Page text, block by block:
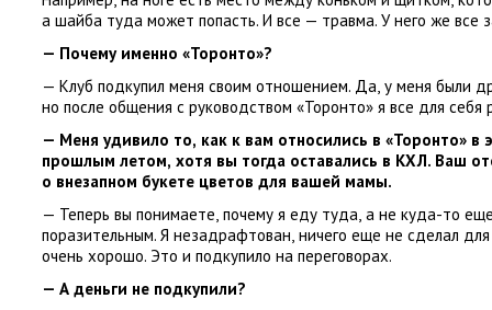
а шайба туда может попасть. И все — травма. У него же все
— Почему именно «Торонто»?
— Клуб подкупил меня своим отношением. Да, у меня были
но после общения с руководством «Торонто» я все для себя
— Меня удивило то, как к вам относились в «Торонто» в
прошлым летом, хотя вы тогда оставались в КХЛ. Ваш
о внезапном букете цветов для вашей мамы.
— Теперь вы понимаете, почему я еду туда, а не куда-то
поразительным. Я незадрафтован, ничего еще не сделал для
очень хорошо. Это и подкупило на переговорах.
— А деньги не подкупили?